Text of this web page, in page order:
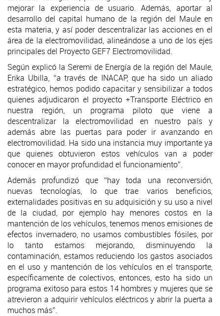
mejorar la experiencia de usuario. Además, aportar al
desarrollo del capital humano de la región del Maule en
esta materia, y así poder descentralizar las acciones en el
área de la electromovilidad, alineándose a uno de los ejes
principales del Proyecto GEF7 Electromovilidad.
Según explicó la Seremi de Energía de la región del Maule,
Erika Ubilla, “a través de INACAP, que ha sido un aliado
estratégico, hemos podido capacitar y sensibilizar a todos
quienes adjudicaron el proyecto +Transporte Eléctrico en
nuestra región, un programa piloto que viene a
descentralizar la electromovilidad en nuestro país y
además abre las puertas para poder ir avanzando en
electromovilidad. Ha sido una instancia muy importante ya
que quienes obtuvieron estos vehículos van a poder
conocer en mayor profundidad el funcionamiento”.
Además profundizó que “hay toda una reconversión,
nuevas tecnologías, lo que trae varios beneficios,
externalidades positivas en su adquisición y su uso a nivel
de la ciudad, por ejemplo hay menores costos en la
mantención de los vehículos, tenemos menos emisiones de
efectos invernadero, no usamos combustibles fósiles, por
lo tanto estamos mejorando, disminuyendo la
contaminación, estamos reduciendo los gastos asociados
en el uso y mantención de los vehículos en el transporte,
específicamente de colectivos, entonces, esto ha sido un
programa exitoso para estos 14 hombres y mujeres que se
atrevieron a adquirir vehículos eléctricos y abrir la puerta a
muchos más”.